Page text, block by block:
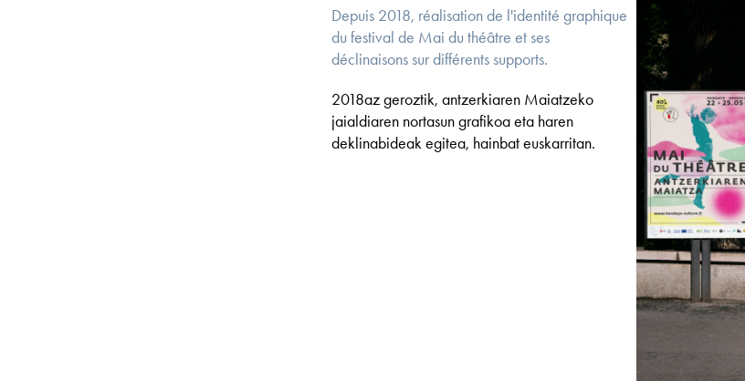
Depuis 2018, réalisation de l'identité graphique
du festival de Mai du théâtre et ses
déclinaisons sur différents supports.
2018az geroztik, antzerkiaren Maiatzeko
jaialdiaren nortasun grafikoa eta haren
deklinabideak egitea, hainbat euskarritan.